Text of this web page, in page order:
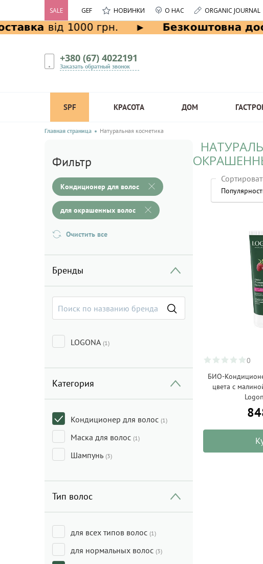
SALE GEF НОВИНКИ О НАС ORGANIC JOURNAL
+380 (67) 4022191
Заказать обратный звонок
SPF КРАСОТА ДОМ
Главная страница Натуральная косметика
Фильтр
Кондиционер для волос
для окрашенных волос
Очистить все
Бренды
LOGONA (1)
Категория
Кондиционер для волос (1)
Маска для волос (1)
Шампунь (3)
Тип волос
для всех типов волос (1)
для нормальных волос (3)
0
БИО-
цвета с